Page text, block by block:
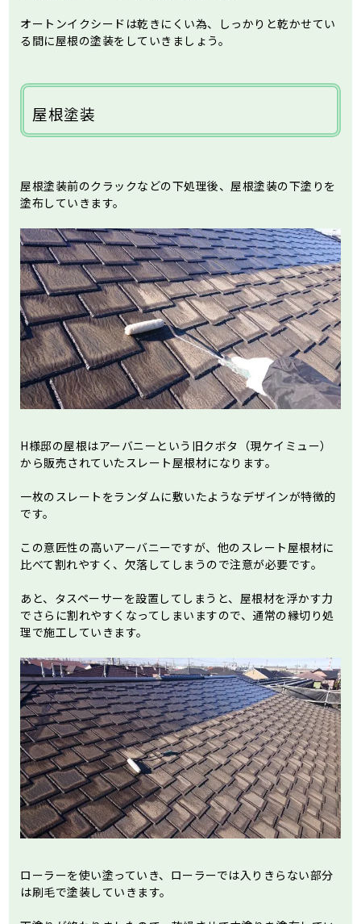
オートンイクシードは乾きにくい為、しっかりと乾かせてい
る間に屋根の塗装をしていきましょう。
屋根塗装
屋根塗装前のクラックなどの下処理後、屋根塗装の下塗りを
塗布していきます。
H様邸の屋根はアーバニーという旧クボタ（現ケイミュー）
から販売されていたスレート屋根材になります。
一枚のスレートをランダムに敷いたようなデザインが特徴的
です。
この意匠性の高いアーバニーですが、他のスレート屋根材に
比べて割れやすく、欠落してしまうので注意が必要です。
あと、タスペーサーを設置してしまうと、屋根材を浮かす力
でさらに割れやすくなってしまいますので、通常の縁切り処
理で施工していきます。
ローラーを使い塗っていき、ローラーでは入りきらない部分
は刷毛で塗装していきます。